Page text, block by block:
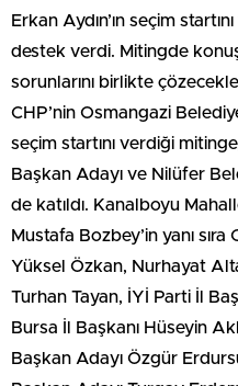
Erkan Aydın’ın seçim
destek verdi. Mitingde
sorunlarını birlikte
CHP’nin Osmangazi
seçim startını verdiği
Başkan Adayı ve Nilüfer
de katıldı. Kanalboyu
Mustafa Bozbey’in yanı
Yüksel Özkan, Nurhayat
Turhan Tayan, İYİ Parti İl
Bursa İl Başkanı Hüseyin
Başkan Adayı Özgür